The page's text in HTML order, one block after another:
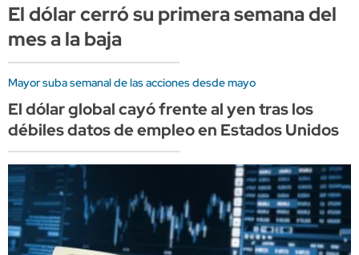
El dólar cerró su primera semana del
mes a la baja
Mayor suba semanal de las acciones desde mayo
El dólar global cayó frente al yen tras los
débiles datos de empleo en Estados Unidos